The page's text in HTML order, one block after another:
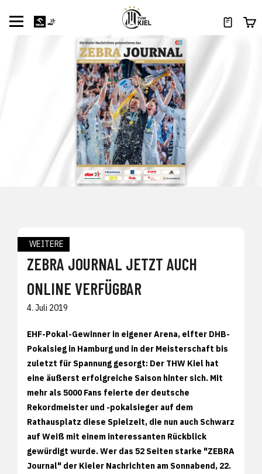
WEITERE
ZEBRA JOURNAL JETZT AUCH
ONLINE VERFÜGBAR
4. Juli 2019
EHF-Pokal-Gewinner in eigener Arena, elfter DHB-
Pokalsieg in Hamburg und in der Meisterschaft bis
zuletzt für Spannung gesorgt: Der THW Kiel hat
eine äußerst erfolgreiche Saison hinter sich. Mit
mehr als 5000 Fans feierte der deutsche
Rekordmeister und -pokalsieger auf dem
Rathausplatz diese Spielzeit, die nun auch Schwarz
auf Weiß mit einem interessanten Rückblick
gewürdigt wurde. Wer das 52 Seiten starke "ZEBRA
Journal" der Kieler Nachrichten am Sonnabend, 22.